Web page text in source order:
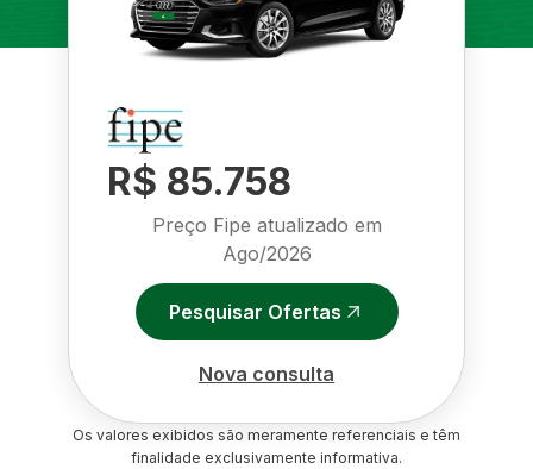
R$ 85.758
Preço Fipe atualizado em
Ago/2026
Pesquisar Ofertas
Nova consulta
Os valores exibidos são meramente referenciais e têm
finalidade exclusivamente informativa.